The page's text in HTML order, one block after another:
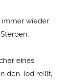
wieder.
eines
den Tod reißt,